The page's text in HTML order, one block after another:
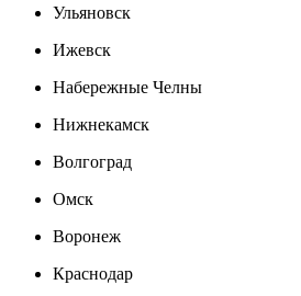
Ульяновск
Ижевск
Набережные Челны
Нижнекамск
Волгоград
Омск
Воронеж
Краснодар